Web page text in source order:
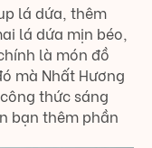
lá dứa, thêm
lá dứa mịn béo,
là món đồ
mà Nhất Hương
thức sáng
bạn thêm phần